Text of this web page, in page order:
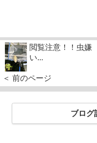
閲覧注意！！虫嫌
い...
＜ 前のページ
ブログ